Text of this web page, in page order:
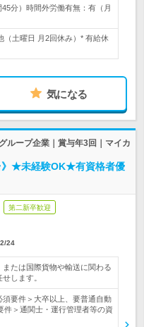
分）時間外労働有無：有（月
（土曜日 月2回休み）* 有給休
気になる
ループ企業｜賞与年3回｜マイカ
》★未経験OK★有資格者優
第二新卒歓迎
24
たは国際貨物や輸送に関わる
します。
須要件＞大卒以上、要普通自動
件＞通関士・運行管理者等の資